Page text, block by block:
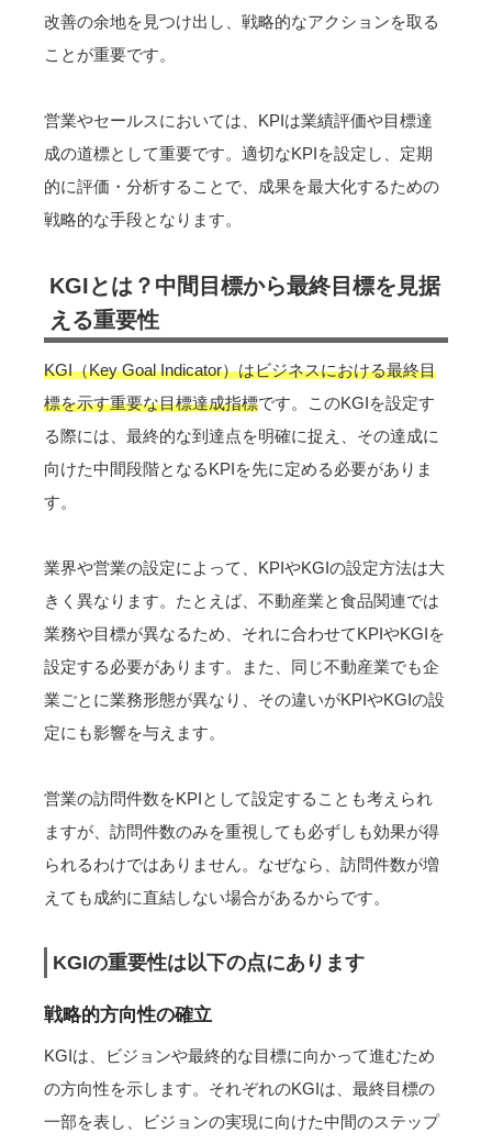
改善の余地を見つけ出し、戦略的なアクションを取る
ことが重要です。
営業やセールスにおいては、KPIは業績評価や目標達
成の道標として重要です。適切なKPIを設定し、定期
的に評価・分析することで、成果を最大化するための
戦略的な手段となります。
KGIとは？中間目標から最終目標を見据
える重要性
KGI（Key Goal Indicator）はビジネスにおける最終目
標を示す重要な目標達成指標です。このKGIを設定す
る際には、最終的な到達点を明確に捉え、その達成に
向けた中間段階となるKPIを先に定める必要がありま
す。
業界や営業の設定によって、KPIやKGIの設定方法は大
きく異なります。たとえば、不動産業と食品関連では
業務や目標が異なるため、それに合わせてKPIやKGIを
設定する必要があります。また、同じ不動産業でも企
業ごとに業務形態が異なり、その違いがKPIやKGIの設
定にも影響を与えます。
営業の訪問件数をKPIとして設定することも考えられ
ますが、訪問件数のみを重視しても必ずしも効果が得
られるわけではありません。なぜなら、訪問件数が増
えても成約に直結しない場合があるからです。
KGIの重要性は以下の点にあります
戦略的方向性の確立
KGIは、ビジョンや最終的な目標に向かって進むため
の方向性を示します。それぞれのKGIは、最終目標の
一部を表し、ビジョンの実現に向けた中間のステップ